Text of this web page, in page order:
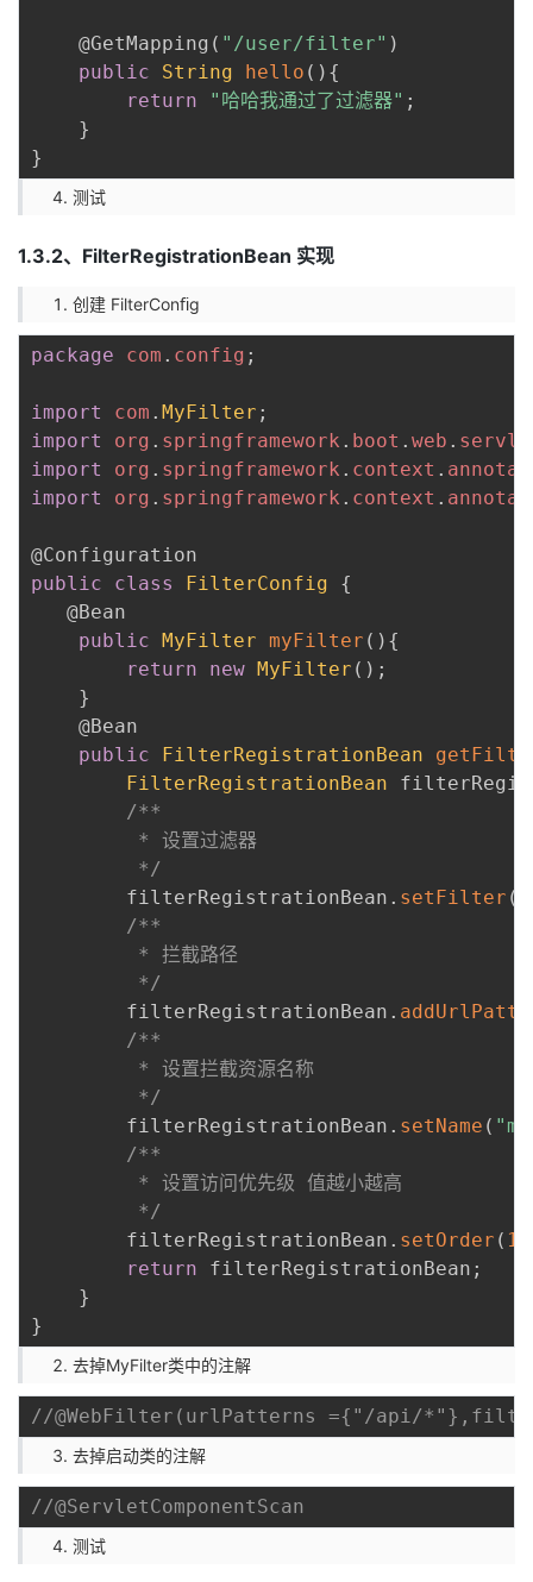
@GetMapping ( "/user/filter" )
public
String hello ( ) {
return
"哈哈我通过了过滤器" ;
}
}
测试
1.3.2、FilterRegistrationBean 实现
创建 FilterConﬁg
package com . config ;
import com . MyFilter ;
import
org . springframework . boot . web .
import
org . springframework . context .
import
org . springframework . context .
@Configuration
public
class FilterConfig
{
@Bean
public
MyFilter myFilter ( ) {
return
new MyFilter ( ) ;
}
@Bean
public
FilterRegistrationBean
FilterRegistrationBean
/**
         * 设置过滤器
         */
        filterRegistrationBean
. setFilter (
/**
         * 拦截路径
         */
        filterRegistrationBean
.
/**
         * 设置拦截资源名称
         */
        filterRegistrationBean
. setName (
/**
         * 设置访问优先级 值越小越高
         */
        filterRegistrationBean
. setOrder ( 1
return filterRegistrationBean ;
}
}
去掉MyFilter类中的注解
//@WebFilter(urlPatterns ={"/api/
去掉启动类的注解
//@ServletComponentScan
测试